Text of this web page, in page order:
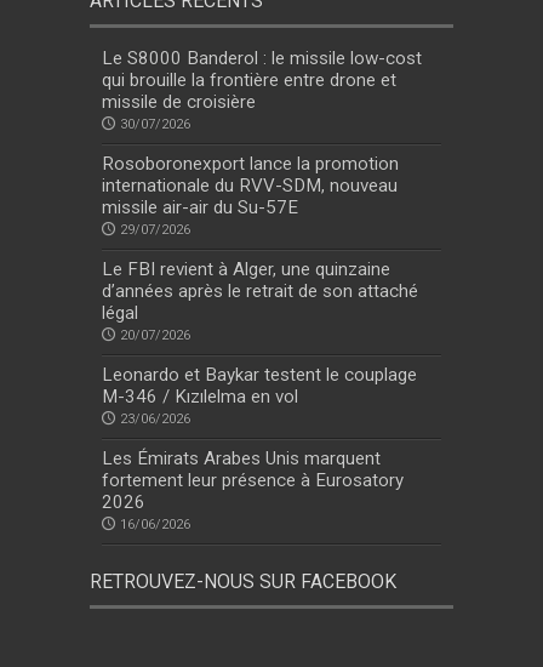
Le S8000 Banderol : le missile low-cost
qui brouille la frontière entre drone et
missile de croisière
30/07/2026
Rosoboronexport lance la promotion
internationale du RVV-SDM, nouveau
missile air-air du Su-57E
29/07/2026
Le FBI revient à Alger, une quinzaine
d’années après le retrait de son attaché
légal
20/07/2026
Leonardo et Baykar testent le couplage
M-346 / Kızılelma en vol
23/06/2026
Les Émirats Arabes Unis marquent
fortement leur présence à Eurosatory
2026
16/06/2026
RETROUVEZ-NOUS SUR FACEBOOK